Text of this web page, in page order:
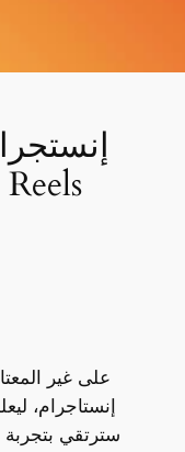
الفيديو القصيرة ال Reels
على غير
إنستاجرام،
سترتقي